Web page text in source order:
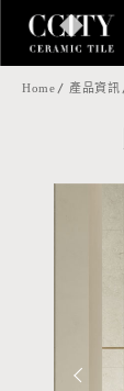
Home 產品資訊